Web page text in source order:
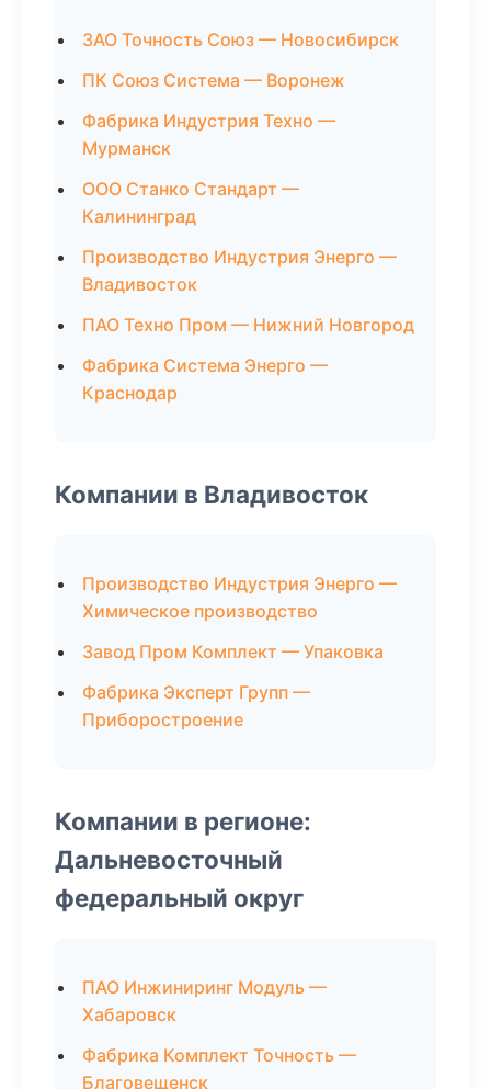
ЗАО Точность Союз — Новосибирск
ПК Союз Система — Воронеж
Фабрика Индустрия Техно —
Мурманск
ООО Станко Стандарт —
Калининград
Производство Индустрия Энерго —
Владивосток
ПАО Техно Пром — Нижний Новгород
Фабрика Система Энерго —
Краснодар
Компании в Владивосток
Производство Индустрия Энерго —
Химическое производство
Завод Пром Комплект — Упаковка
Фабрика Эксперт Групп —
Приборостроение
Компании в регионе:
Дальневосточный
федеральный округ
ПАО Инжиниринг Модуль —
Хабаровск
Фабрика Комплект Точность —
Благовещенск